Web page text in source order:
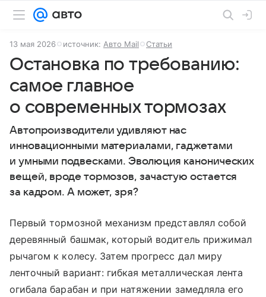
13 мая 2026 источник: Авто Mail Статьи
Остановка по требованию:
самое главное
о современных тормозах
Автопроизводители удивляют нас
инновационными материалами, гаджетами
и умными подвесками. Эволюция канонических
вещей, вроде тормозов, зачастую остается
за кадром. А может, зря?
Первый тормозной механизм представлял собой
деревянный башмак, который водитель прижимал
рычагом к колесу. Затем прогресс дал миру
ленточный вариант: гибкая металлическая лента
огибала барабан и при натяжении замедляла его